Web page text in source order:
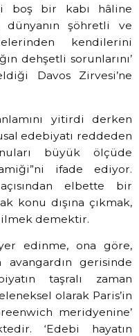
boş bir kabı hâline
dünyanın şöhretli ve
kendilerini
dehşetli sorunlarını’
Davos Zirvesi’ne
yitirdi derken
edebiyatı reddeden
büyük ölçüde
ifade ediyor.
elbette bir
konu dışına çıkmak,
demektir.
edinme, ona göre,
gerisinde
taşralı zaman
olarak Paris’in
meridyenine’
‘Edebi hayatın